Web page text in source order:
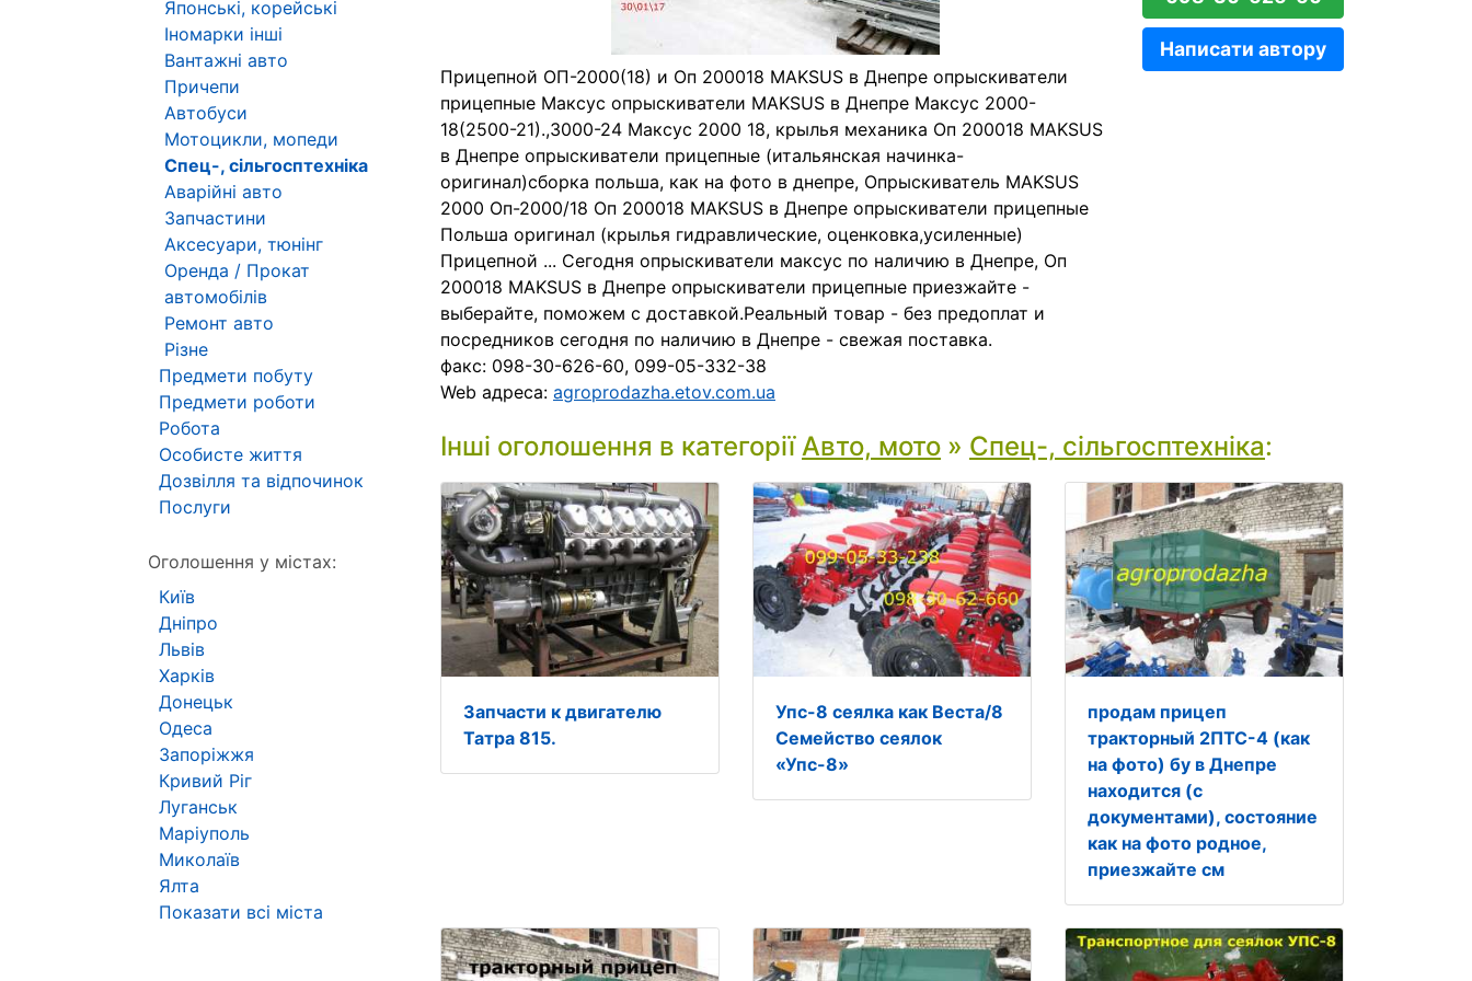
Прицепной ОП-2000(18) и Оп 200018 MAKSUS в Днепре опрыскиватели
прицепные Максус опрыскиватели MAKSUS в Днепре Максус 2000-
18(2500-21).,3000-24 Максус 2000 18, крылья механика Оп 200018 MAKSUS
в Днепре опрыскиватели прицепные (итальянская начинка-
оригинал)сборка польша, как на фото в днепре, Опрыскиватель MAKSUS
2000 Оп-2000/18 Оп 200018 MAKSUS в Днепре опрыскиватели прицепные
Польша оригинал (крылья гидравлические, оценковка,усиленные)
Прицепной ... Сегодня опрыскиватели максус по наличию в Днепре, Оп
200018 MAKSUS в Днепре опрыскиватели прицепные приезжайте -
выберайте, поможем с доставкой.Реальный товар - без предоплат и
посредников сегодня по наличию в Днепре - свежая поставка.
факс: 098-30-626-60, 099-05-332-38
Web адреса: agroprodazha.etov.com.ua
Написати автору
Інші оголошення в категоріїАвто, мото » Спец-, сільгосптехніка:
Запчасти к двигателю
Татра 815.
Упс-8 сеялка как Веста/8
Семейство сеялок
«Упс-8»
продам прицеп
тракторный 2ПТС-4 (как
на фото) бу в Днепре
находится (с
документами), состояние
как на фото родное,
приезжайте см
Японські, корейські
Іномарки інші
Вантажні авто
Причепи
Автобуси
Мотоцикли, мопеди
Спец-, сільгосптехніка
Аварійні авто
Запчастини
Аксесуари, тюнінг
Оренда / Прокат
автомобілів
Ремонт авто
Різне
Предмети побуту
Предмети роботи
Робота
Особисте життя
Дозвілля та відпочинок
Послуги
Оголошення у містах:
Київ
Дніпро
Львів
Харків
Донецьк
Одеса
Запоріжжя
Кривий Ріг
Луганськ
Маріуполь
Миколаїв
Ялта
Показати всі міста